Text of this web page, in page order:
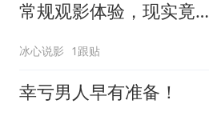
常规观影体验，现实竟如
冰心说影 1跟贴
幸亏男人早有准备！